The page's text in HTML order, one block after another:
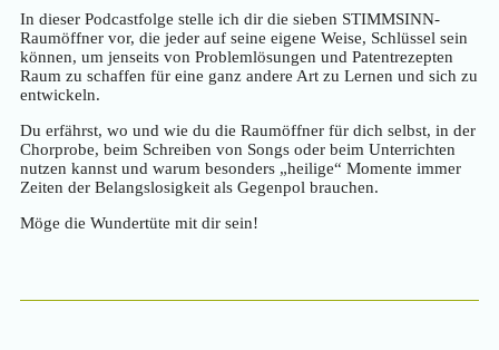
In dieser Podcastfolge stelle ich dir die sieben STIMMSINN-
Raumöffner vor, die jeder auf seine eigene Weise, Schlüssel sein
können, um jenseits von Problemlösungen und Patentrezepten
Raum zu schaffen für eine ganz andere Art zu Lernen und sich zu
entwickeln.
Du erfährst, wo und wie du die Raumöffner für dich selbst, in der
Chorprobe, beim Schreiben von Songs oder beim Unterrichten
nutzen kannst und warum besonders „heilige“ Momente immer
Zeiten der Belangslosigkeit als Gegenpol brauchen.
Möge die Wundertüte mit dir sein!